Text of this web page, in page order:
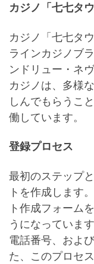
カジノ「七七タ
カジノ「七七タ
ラインカジノブ
ンドリュー・ネ
カジノは、多様
しんでもらうこ
働しています。
登録プロセス
最初のステップ
トを作成します
ト作成フォーム
うになっていま
電話番号、およ
た、このプロセ